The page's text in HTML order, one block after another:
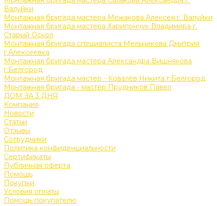
Валуйки
Монтажная бригада мастера Межакова Алексея г. Валуйки
Монтажная бригада мастера Харипончук Владимира г.
Старый Оскол
Монтажная бригада специалиста Мельникова Дмитрия
г.Алексеевка
Монтажная бригада мастера Александра Вишнякова
г.Белгород
Монтажная бригада мастер - Ковалёв Никита г.Белгород
Монтажная бригада - мастер Прудников Павел
ДОМ ЗА 3 ДНЯ
Компания
Новости
Статьи
Отзывы
Сотрудники
Политика конфиденциальности
Сертификаты
Публичная оферта
Помощь
Покупки
Условия оплаты
Помощь покупателю